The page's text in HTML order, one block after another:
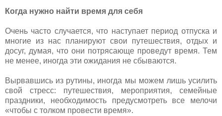
Когда нужно найти время для себя
Очень часто случается, что наступает период отпуска и
многие из нас планируют свои путешествия, отдых и
досуг, думая, что они потрясающе проведут время. Тем
не менее, иногда эти ожидания не сбываются.
Вырвавшись из рутины, иногда мы можем лишь усилить
свой стресс: путешествия, мероприятия, семейные
праздники, необходимость предусмотреть все мелочи
«чтобы с толком провести время».